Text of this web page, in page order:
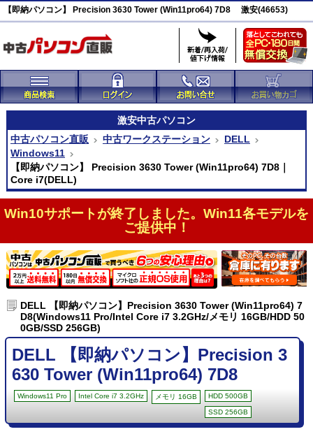
【即納パソコン】 Precision 3630 Tower (Win11pro64) 7D8 激安(46653)
激安中古パソコン
中古パソコン直販
中古ワークステーション
DELL
Windows11
【即納パソコン】 Precision 3630 Tower (Win11pro64) 7D8｜
Core i7(DELL)
Win10サポートが終了しました。Win11各モデルを
ご提供中！
DELL 【即納パソコン】Precision 3630 Tower (Win11pro64) 7
D8(Windows11 Pro/Intel Core i7 3.2GHz/メモリ 16GB/HDD 50
0GB/SSD 256GB)
DELL 【即納パソコン】Precision 3
630 Tower (Win11pro64) 7D8
Windows11 Pro Intel Core i7 3.2GHz メモリ 16GB HDD 500GB
SSD 256GB